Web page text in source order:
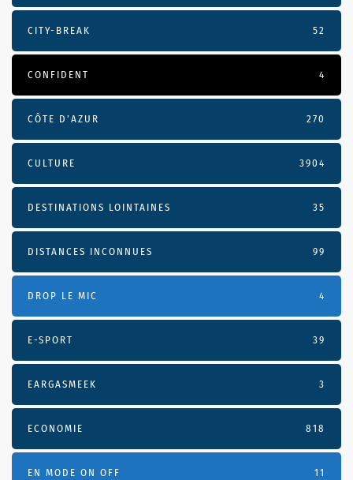
CITY-BREAK 52
CONFIDENT 4
CÔTE D’AZUR 270
CULTURE 3904
DESTINATIONS LOINTAINES 35
DISTANCES INCONNUES 99
DROP LE MIC 4
E-SPORT 39
EARGASMEEK 3
ECONOMIE 818
EN MODE ON OFF 11